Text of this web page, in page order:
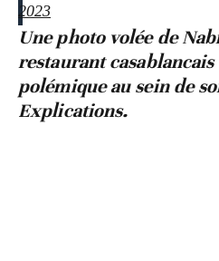
2023
Une photo volée de
restaurant
polémique au sein de
Explications.